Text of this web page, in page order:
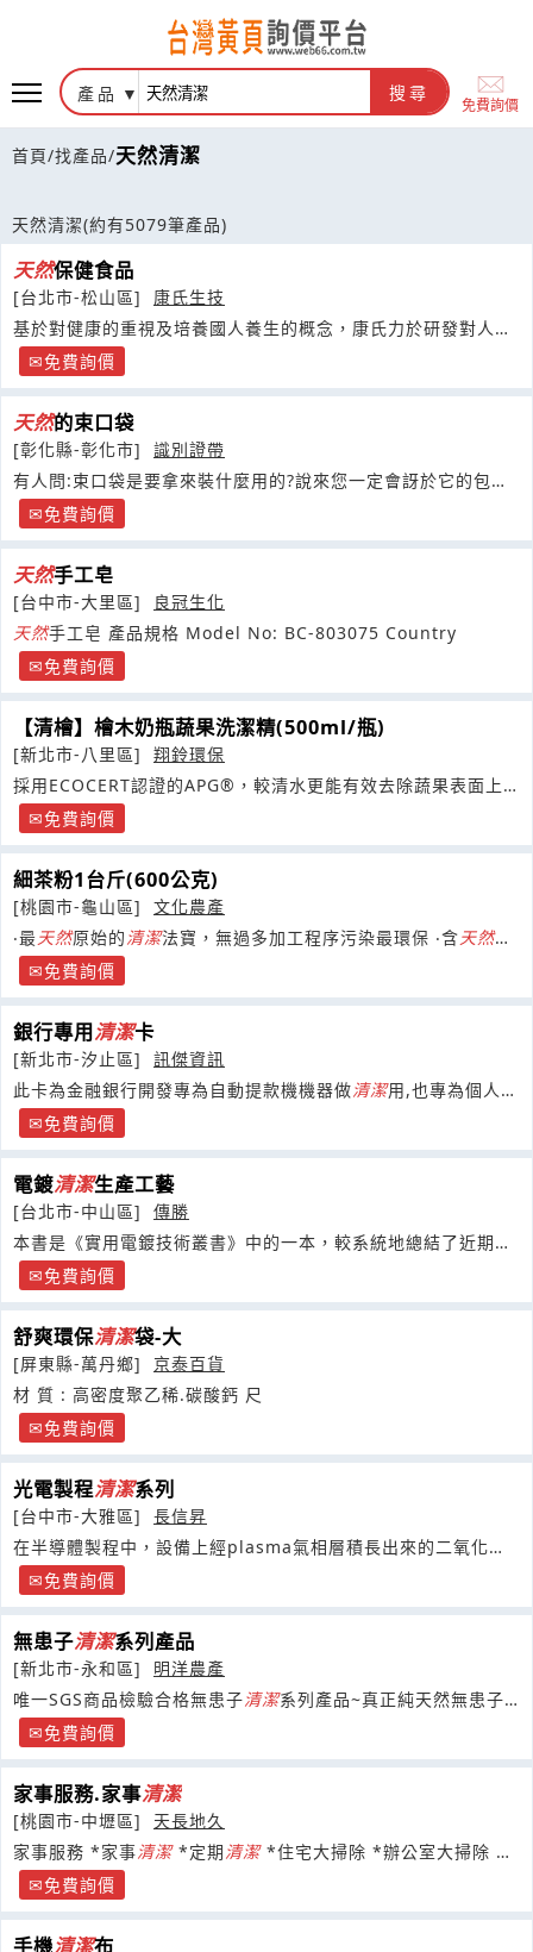
產品 搜尋
免費詢價
首頁/找產品/天然清潔
天然清潔(約有5079筆產品)
天然保健食品
[台北市-松山區]
康氏生技
基於對健康的重視及培養國人養生的概念，康氏力於研發對人體
無負擔的天然保健食品，造福更多消費者！
免費詢價
天然的束口袋
[彰化縣-彰化市]
識別證帶
有人問:束口袋是要拿來裝什麼用的?說來您一定會訝於它的包羅
萬象免費詢價
天然手工皂
[台中市-大里區]
良冠生化
天然
手工皂 產品規格 Model No: BC-803075 Country
免費詢價
【清檜】檜木奶瓶蔬果洗潔精(500ml/瓶)
[新北市-八里區]
翔鈴環保
採用ECOCERT認證的APG®，較清水更能有效去除蔬果表面上
的農藥與化學殘留物
免費詢價
細茶粉1台斤(600公克)
[桃園市-龜山區]
文化農產
‧最天然原始的清潔 法寶，無過多加工程序污染最環保 ‧含天然植
免費詢價
銀行專用清潔卡
[新北市-汐止區]
訊傑資訊
此卡為金融銀行開發專為自動提款機機器做清潔用,也專為個人報
稅專用讀卡機做
免費詢價
電鍍清潔生產工藝
[台北市-中山區]
傳勝
本書是《實用電鍍技術叢書》中的一本，較系統地總結了近期我
國清潔生產工藝與技術取得的成果與經驗。
免費詢價
舒爽環保清潔袋-大
[屏東縣-萬丹鄉]
京泰百貨
材 質 : 高密度聚乙稀.碳酸鈣 尺
免費詢價
光電製程清潔系列
[台中市-大雅區]
長信昇
在半導體製程中，設備上經plasma氣相層積長出來的二氧化矽
及氮化矽薄膜
免費詢價
無患子清潔系列產品
[新北市-永和區]
明洋農產
唯一SGS商品檢驗合格無患子清潔系列產品~真正純天然無患子
萃取液~絕不添加(全國唯一)任何化學物質的
免費詢價
家事服務.家事清潔
[桃園市-中壢區]
天長地久
家事服務 *家事清潔*定期清潔*住宅大掃除 *辦公室大掃除 空
屋清潔*搬家清潔
免費詢價
手機清潔布